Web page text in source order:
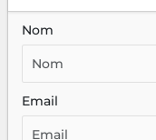
Nom
Email